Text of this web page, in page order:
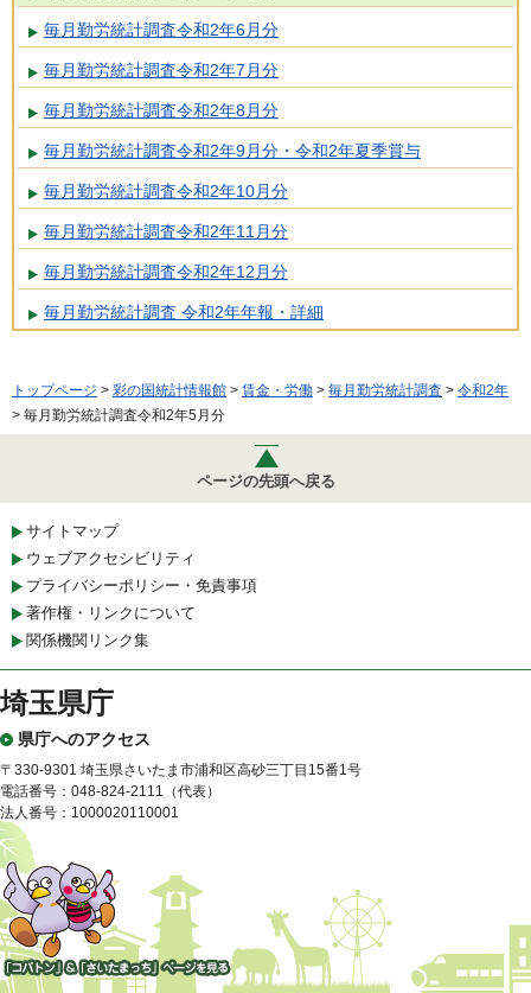
毎月勤労統計調査令和2年6月分
毎月勤労統計調査令和2年7月分
毎月勤労統計調査令和2年8月分
毎月勤労統計調査令和2年9月分・令和2年夏季賞与
毎月勤労統計調査令和2年10月分
毎月勤労統計調査令和2年11月分
毎月勤労統計調査令和2年12月分
毎月勤労統計調査 令和2年年報・詳細
トップページ > 彩の国統計情報館 > 賃金・労働 > 毎月勤労統計調査 > 令和2年
> 毎月勤労統計調査令和2年5月分
ページの先頭へ戻る
サイトマップ
ウェブアクセシビリティ
プライバシーポリシー・免責事項
著作権・リンクについて
関係機関リンク集
埼玉県庁
県庁へのアクセス
〒330-9301 埼玉県さいたま市浦和区高砂三丁目15番1号
電話番号：048-824-2111（代表）
法人番号：1000020110001
「コバトン」&「さいたまっ